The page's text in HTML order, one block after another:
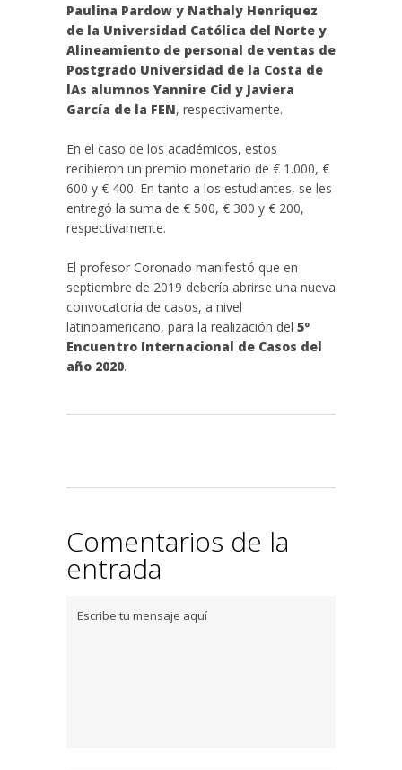
Paulina Pardow y Nathaly Henriquez
de la Universidad Católica del Norte y
Alineamiento de personal de ventas de
Postgrado Universidad de la Costa de
lAs alumnos Yannire Cid y Javiera
García de la FEN, respectivamente.
En el caso de los académicos, estos
recibieron un premio monetario de € 1.000, €
600 y € 400. En tanto a los estudiantes, se les
entregó la suma de € 500, € 300 y € 200,
respectivamente.
El profesor Coronado manifestó que en
septiembre de 2019 debería abrirse una nueva
convocatoria de casos, a nivel
latinoamericano, para la realización del 5º
Encuentro Internacional de Casos del
año 2020.
Comentarios de la
entrada